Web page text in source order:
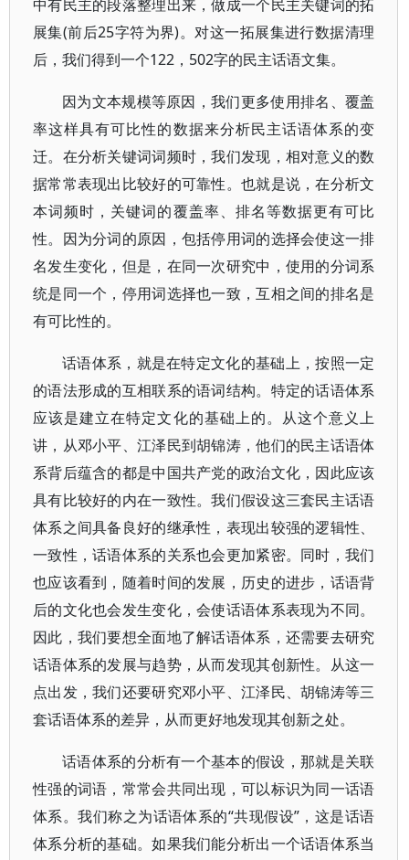
中有民主的段落整理出来，做成一个民主关键词的拓
展集(前后25字符为界)。对这一拓展集进行数据清理
后，我们得到一个122，502字的民主话语文集。
因为文本规模等原因，我们更多使用排名、覆盖
率这样具有可比性的数据来分析民主话语体系的变
迁。在分析关键词词频时，我们发现，相对意义的数
据常常表现出比较好的可靠性。也就是说，在分析文
本词频时，关键词的覆盖率、排名等数据更有可比
性。因为分词的原因，包括停用词的选择会使这一排
名发生变化，但是，在同一次研究中，使用的分词系
统是同一个，停用词选择也一致，互相之间的排名是
有可比性的。
话语体系，就是在特定文化的基础上，按照一定
的语法形成的互相联系的语词结构。特定的话语体系
应该是建立在特定文化的基础上的。从这个意义上
讲，从邓小平、江泽民到胡锦涛，他们的民主话语体
系背后蕴含的都是中国共产党的政治文化，因此应该
具有比较好的内在一致性。我们假设这三套民主话语
体系之间具备良好的继承性，表现出较强的逻辑性、
一致性，话语体系的关系也会更加紧密。同时，我们
也应该看到，随着时间的发展，历史的进步，话语背
后的文化也会发生变化，会使话语体系表现为不同。
因此，我们要想全面地了解话语体系，还需要去研究
话语体系的发展与趋势，从而发现其创新性。从这一
点出发，我们还要研究邓小平、江泽民、胡锦涛等三
套话语体系的差异，从而更好地发现其创新之处。
话语体系的分析有一个基本的假设，那就是关联
性强的词语，常常会共同出现，可以标识为同一话语
体系。我们称之为话语体系的“共现假设”，这是话语
体系分析的基础。如果我们能分析出一个话语体系当